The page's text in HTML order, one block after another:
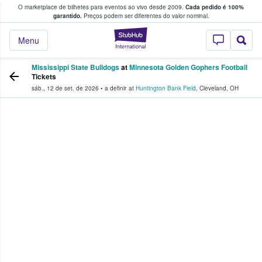
O marketplace de bilhetes para eventos ao vivo desde 2009. Cada pedido é 100%
garantido.Preços podem ser diferentes do valor nominal.
StubHub – onde
Menu
fãs compram e vendem bilhetes
Mississippi State BulldogsatMinnesota Golden Gophers Football
Tickets
sáb., 12 de set. de 2026 • a definir at Huntington Bank Field, Cleveland, OH